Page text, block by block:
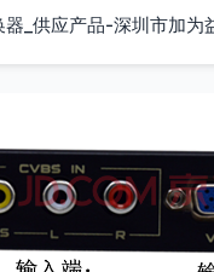
_供应产品-深圳市加为